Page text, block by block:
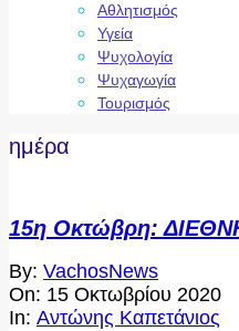
Αθλητισμός
Υγεία
Ψυχολογία
Ψυχαγωγία
Τουρισμός
ημέρα
15η Οκτώβρη:
2020-
10-
15
By: VachosNews
On: 15 Οκτωβρίου 2020
In: Αντώνης Καπετάνιος